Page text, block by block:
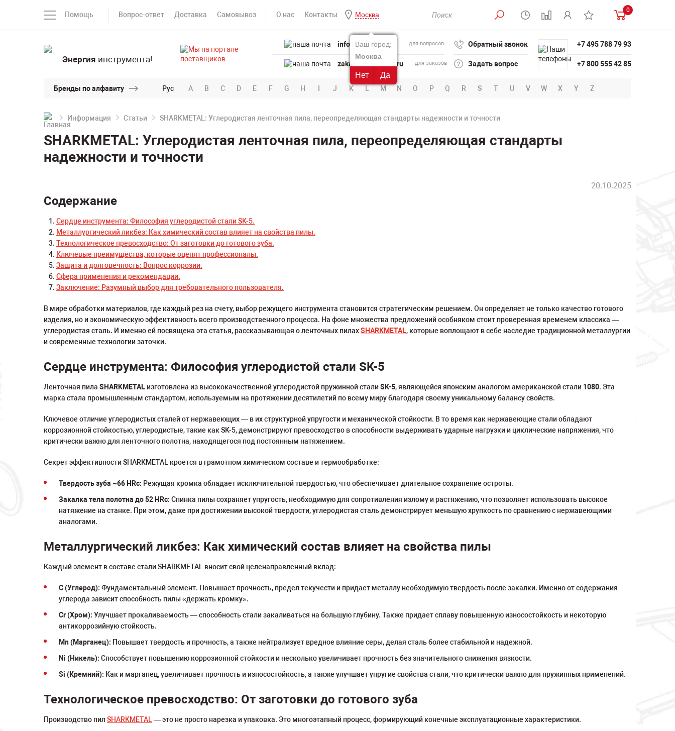
Помощь Вопрос-ответ Доставка Самовывоз О нас Контакты Москва
Ваш город:
Москва
Нет Да
0
Энергия инструмента!
info@powertool.ru для вопросов
zakaz@powertool.ru для заказов
Обратный звонок
Задать вопрос
+7 495 788 79 93
+7 800 555 42 85
Бренды по алфавиту Рус A B C D E F G H I J K L M N O P Q R S T U V W X Y Z
Информация Статьи SHARKMETAL: Углеродистая ленточная пила, переопределяющая стандарты надежности и точности
SHARKMETAL: Углеродистая ленточная пила, переопределяющая стандарты
надежности и точности
20.10.2025
Содержание
Сердце инструмента: Философия углеродистой стали SK-5.
Металлургический ликбез: Как химический состав влияет на свойства пилы.
Технологическое превосходство: От заготовки до готового зуба.
Ключевые преимущества, которые оценят профессионалы.
Защита и долговечность: Вопрос коррозии.
Сфера применения и рекомендации.
Заключение: Разумный выбор для требовательного пользователя.
В мире обработки материалов, где каждый рез на счету, выбор режущего инструмента становится стратегическим решением. Он определяет не только качество готового
изделия, но и экономическую эффективность всего производственного процесса. На фоне множества предложений особняком стоит проверенная временем классика —
углеродистая сталь. И именно ей посвящена эта статья, рассказывающая о ленточных пилахSHARKMETAL, которые воплощают в себе наследие традиционной металлургии
и современные технологии заточки.
Сердце инструмента: Философия углеродистой стали SK-5
Ленточная пила SHARKMETAL изготовлена из высококачественной углеродистой пружинной сталиSK-5, являющейся японским аналогом американской стали 1080. Эта
марка стала промышленным стандартом, используемым на протяжении десятилетий по всему миру благодаря своему уникальному балансу свойств.
Ключевое отличие углеродистых сталей от нержавеющих — в их структурной упругости и механической стойкости. В то время как нержавеющие стали обладают
коррозионной стойкостью, углеродистые, такие как SK-5, демонстрируют превосходство в способности выдерживать ударные нагрузки и циклические напряжения, что
критически важно для ленточного полотна, находящегося под постоянным натяжением.
Секрет эффективности SHARKMETAL кроется в грамотном химическом составе и термообработке:
Твердость зуба ~66 HRc: Режущая кромка обладает исключительной твердостью, что обеспечивает длительное сохранение остроты.
Закалка тела полотна до 52 HRc: Спинка пилы сохраняет упругость, необходимую для сопротивления излому и растяжению, что позволяет использовать высокое
натяжение на станке. При этом, даже при достижении высокой твердости, углеродистая сталь демонстрирует меньшую хрупкость по сравнению с нержавеющими
аналогами.
Металлургический ликбез: Как химический состав влияет на свойства пилы
Каждый элемент в составе стали SHARKMETAL вносит свой целенаправленный вклад:
C (Углерод): Фундаментальный элемент. Повышает прочность, предел текучести и придает металлу необходимую твердость после закалки. Именно от содержания
углерода зависит способность пилы «держать кромку».
Cr (Хром): Улучшает прокаливаемость — способность стали закаливаться на большую глубину. Также придает сплаву повышенную износостойкость и некоторую
антикоррозийную стойкость.
Mn (Марганец): Повышает твердость и прочность, а также нейтрализует вредное влияние серы, делая сталь более стабильной и надежной.
Ni (Никель): Способствует повышению коррозионной стойкости и несколько увеличивает прочность без значительного снижения вязкости.
Si (Кремний): Как и марганец, увеличивает прочность и износостойкость, а также улучшает упругие свойства стали, что критически важно для пружинных применений.
Технологическое превосходство: От заготовки до готового зуба
Производство пилSHARKMETAL — это не просто нарезка и упаковка. Это многоэтапный процесс, формирующий конечные эксплуатационные характеристики.